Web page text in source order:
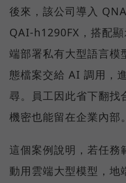
後來，該公司導入
QAI-h1290FX，搭配
端部署私有大型語言模
態檔案交給 AI 調用，
尋。員工因此省下翻找
機密也能留在企業內部。
這個案例說明，若任務
動用雲端大型模型，地